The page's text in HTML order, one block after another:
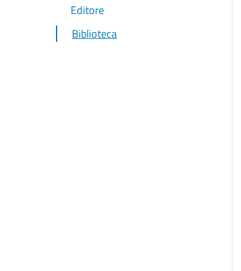
Editore
Biblioteca